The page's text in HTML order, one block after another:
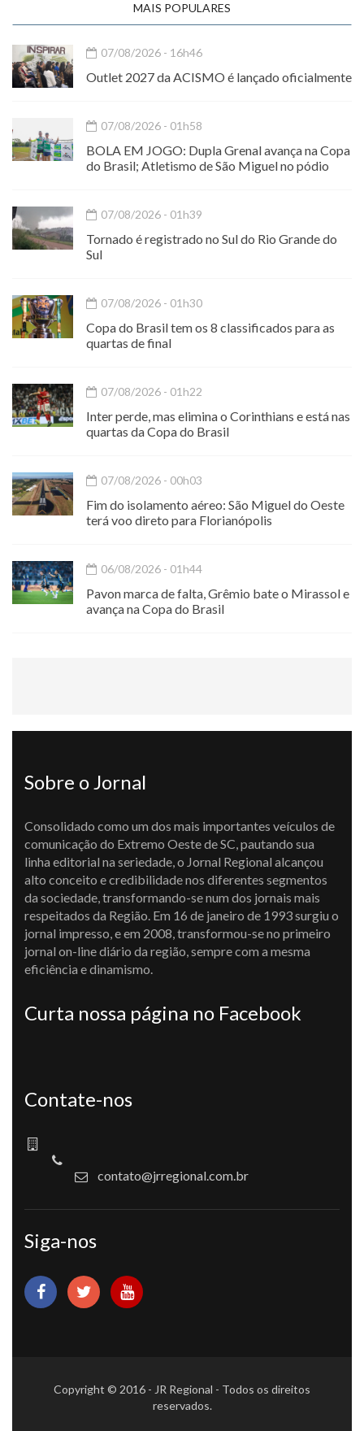
MAIS POPULARES
07/08/2026 - 16h46
Outlet 2027 da ACISMO é lançado oficialmente
07/08/2026 - 01h58
BOLA EM JOGO: Dupla Grenal avança na Copa
do Brasil; Atletismo de São Miguel no pódio
07/08/2026 - 01h39
Tornado é registrado no Sul do Rio Grande do
Sul
07/08/2026 - 01h30
Copa do Brasil tem os 8 classificados para as
quartas de final
07/08/2026 - 01h22
Inter perde, mas elimina o Corinthians e está nas
quartas da Copa do Brasil
07/08/2026 - 00h03
Fim do isolamento aéreo: São Miguel do Oeste
terá voo direto para Florianópolis
06/08/2026 - 01h44
Pavon marca de falta, Grêmio bate o Mirassol e
avança na Copa do Brasil
Sobre o Jornal
Consolidado como um dos mais importantes veículos de
comunicação do Extremo Oeste de SC, pautando sua
linha editorial na seriedade, o Jornal Regional alcançou
alto conceito e credibilidade nos diferentes segmentos
da sociedade, transformando-se num dos jornais mais
respeitados da Região. Em 16 de janeiro de 1993 surgiu o
jornal impresso, e em 2008, transformou-se no primeiro
jornal on-line diário da região, sempre com a mesma
eficiência e dinamismo.
Curta nossa página no Facebook
Contate-nos
contato@jrregional.com.br
Siga-nos
Copyright © 2016 - JR Regional - Todos os direitos
reservados.